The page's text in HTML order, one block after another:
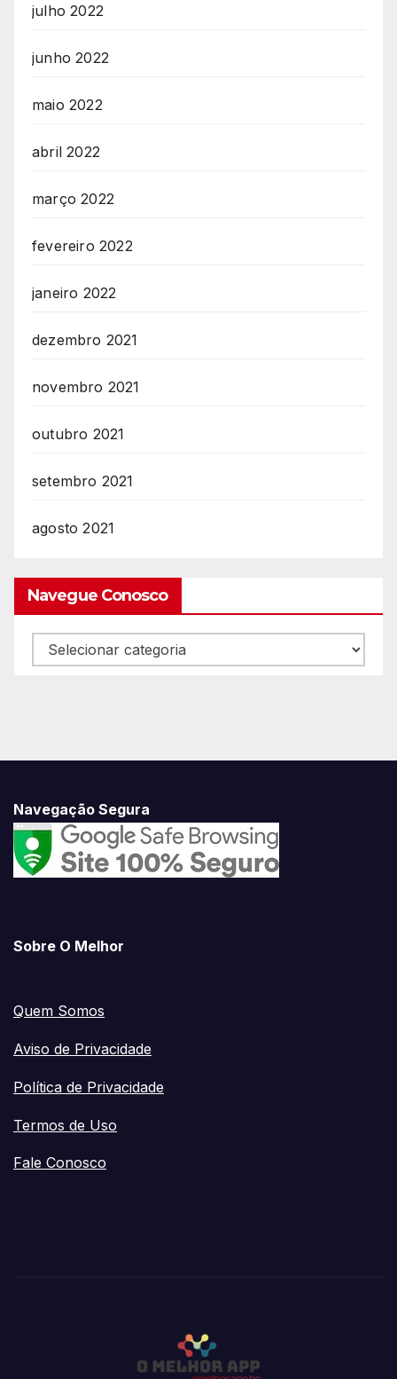
julho 2022
junho 2022
maio 2022
abril 2022
março 2022
fevereiro 2022
janeiro 2022
dezembro 2021
novembro 2021
outubro 2021
setembro 2021
agosto 2021
Navegue Conosco
Navegue
Conosco
Navegação Segura
Sobre O Melhor
Quem Somos
Aviso de Privacidade
Política de Privacidade
Termos de Uso
Fale Conosco